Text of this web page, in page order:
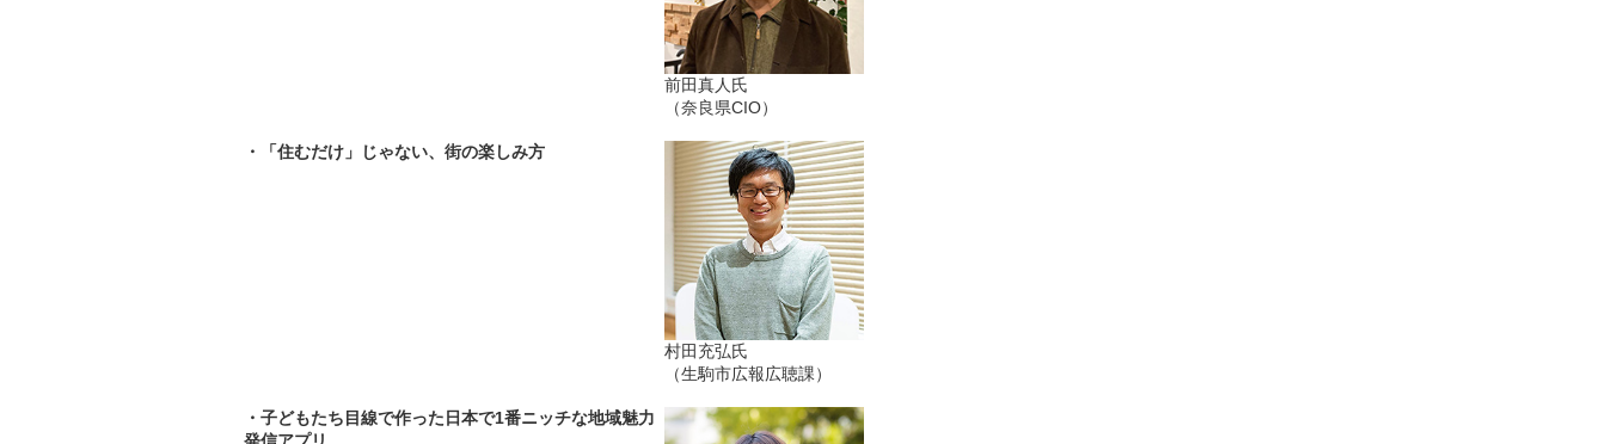
前田真人氏
（奈良県CIO）
・「住むだけ」じゃない、街の楽しみ方
村田充弘氏
（生駒市広報広聴課）
・子どもたち目線で作った日本で1番ニッチな地域魅力